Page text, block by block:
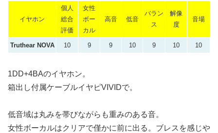
イヤホン
個人
総合
評価
女性
ボー
カル
高音 低音
バラン
ス
解像
度
音場
Truthear NOVA 10 9 9 10 9 10 10
1DD+4BAのイヤホン。
箱出し付属ケーブルイヤピVIVIDで。
低音域は丸みを帯びながらも重みのある音。
女性ボーカルはクリアで僅かに前に出る。ブレスを感じや